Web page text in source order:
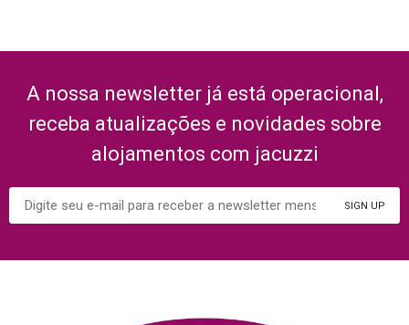
A nossa newsletter já está operacional,
receba atualizações e novidades sobre
alojamentos com jacuzzi